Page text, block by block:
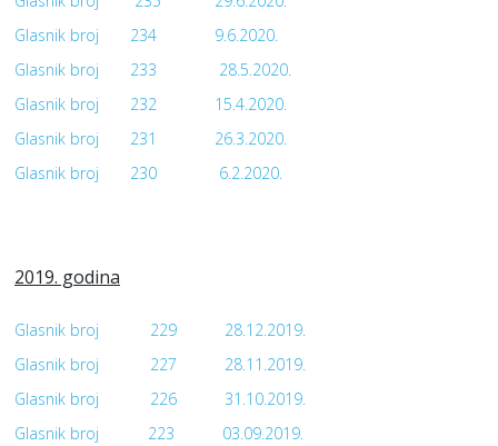
Glasnik broj
234
9.6.2020.
Glasnik broj
233
28.5.2020.
Glasnik broj
232
15.4.2020.
Glasnik broj
231
26.3.2020.
Glasnik broj
230 6.2.2020.
2019. godina
Glasnik broj 229
28.12.2019.
Glasnik broj
227
28.11.2019.
Glasnik broj
226
31.10.2019.
Glasnik broj
223
03.09.2019.